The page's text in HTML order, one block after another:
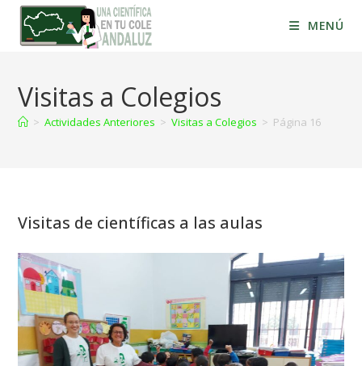
MENÚ
Visitas a Colegios
> Actividades Anteriores > Visitas a Colegios > Página 16
Visitas de científicas a las aulas